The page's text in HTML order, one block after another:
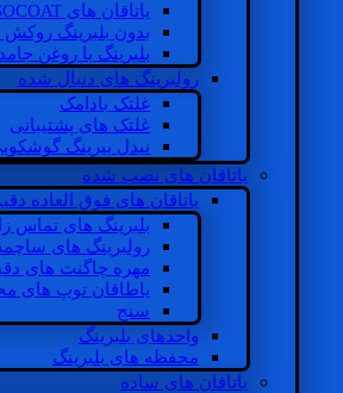
یاتاقان های INSOCOAT
بدون بلبرینگ روکش
بلبرینگ با روغن جامد
رولبرینگ های دنبال شده
غلتک بادامک
غلتک های پشتیبانی
نیدل بیرینگ
یاتاقان های نصب شده
یاتاقان های فوق العاده
بلبرینگ های تماس
رولبرینگ های
مهره چاگنت های
یاطاقان توپ های
سنج
واحدهای بلبرینگ
محفظه های بلبرینگ
یاتاقان های ساده